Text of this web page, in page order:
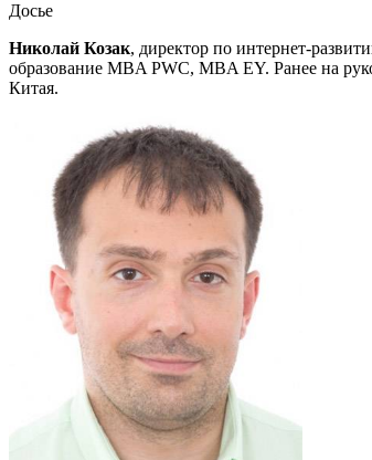
Досье
Николай Козак, директор по интернет-
образование MBA PWC, MBA EY. Ранее на
Китая.